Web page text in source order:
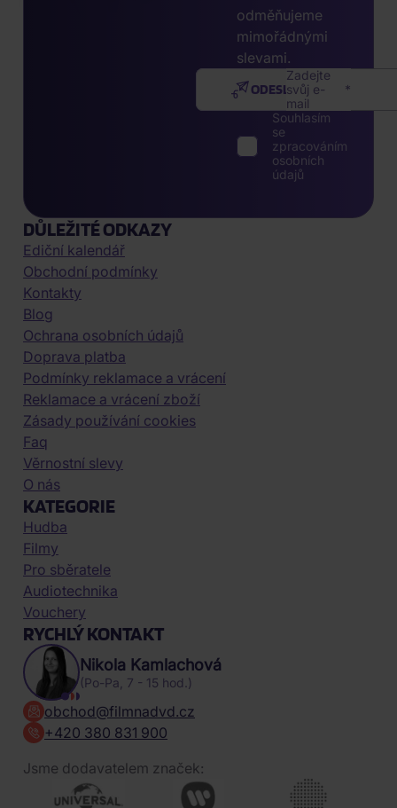
odměňujeme
mimořádnými
slevami.
Zadejte
svůj e-
mail
ODESLAT
Souhlasím
se
zpracováním
osobních
údajů
DŮLEŽITÉ ODKAZY
Ediční kalendář
Obchodní podmínky
Kontakty
Blog
Ochrana osobních údajů
Doprava platba
Podmínky reklamace a vrácení
Reklamace a vrácení zboží
Zásady používání cookies
Faq
Věrnostní slevy
O nás
KATEGORIE
Hudba
Filmy
Pro sběratele
Audiotechnika
Vouchery
RYCHLÝ KONTAKT
Nikola Kamlachová
(Po-Pa, 7 - 15 hod.)
obchod@filmnadvd.cz
+420 380 831 900
Jsme dodavatelem značek: